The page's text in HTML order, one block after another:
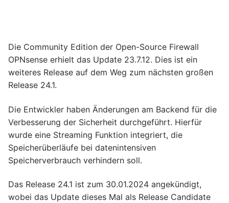
Die Community Edition der Open-Source Firewall
OPNsense erhielt das Update 23.7.12. Dies ist ein
weiteres Release auf dem Weg zum nächsten großen
Release 24.1.
Die Entwickler haben Änderungen am Backend für die
Verbesserung der Sicherheit durchgeführt. Hierfür
wurde eine Streaming Funktion integriert, die
Speicherüberläufe bei datenintensiven
Speicherverbrauch verhindern soll.
Das Release 24.1 ist zum 30.01.2024 angekündigt,
wobei das Update dieses Mal als Release Candidate